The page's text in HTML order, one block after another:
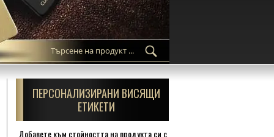
ПЕРСОНАЛИЗИРАНИ ВИСЯЩИ
ЕТИКЕТИ
Добавете към стойността на продукта си с